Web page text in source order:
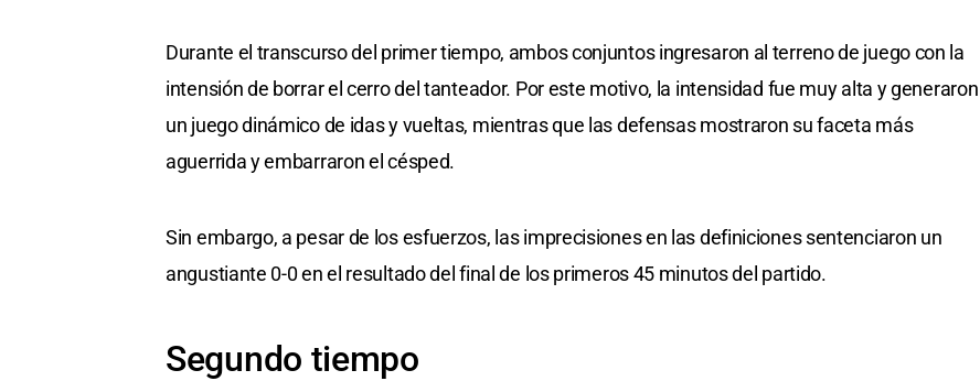
Durante el transcurso del primer tiempo, ambos conjuntos ingresaron al terreno de juego con la
intensión de borrar el cerro del tanteador. Por este motivo, la intensidad fue muy alta y generaron
un juego dinámico de idas y vueltas, mientras que las defensas mostraron su faceta más
aguerrida y embarraron el césped.
Sin embargo, a pesar de los esfuerzos, las imprecisiones en las definiciones sentenciaron un
angustiante 0-0 en el resultado del final de los primeros 45 minutos del partido.
Segundo tiempo